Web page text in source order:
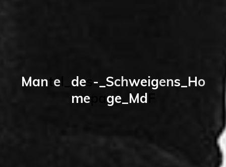
Man el des - Schweigens Ho
mep ge_ Md